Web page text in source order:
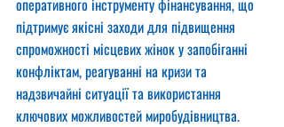
оперативного інструменту фінансування, що
підтримує якісні заходи для підвищення
спроможності місцевих жінок у запобіганні
конфліктам, реагуванні на кризи та
надзвичайні ситуації та використання
ключових можливостей миробудівництва.